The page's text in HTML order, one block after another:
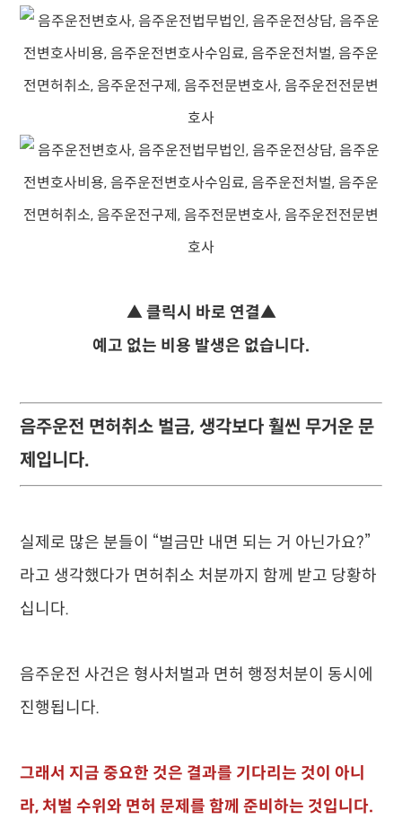
▲ 클릭시 바로 연결▲
예고 없는 비용 발생은 없습니다.
음주운전 면허취소 벌금, 생각보다 훨씬 무거운 문
제입니다.
실제로 많은 분들이 “벌금만 내면 되는 거 아닌가요?”
라고 생각했다가 면허취소 처분까지 함께 받고 당황하
십니다.
음주운전 사건은 형사처벌과 면허 행정처분이 동시에
진행됩니다.
그래서 지금 중요한 것은 결과를 기다리는 것이 아니
라, 처벌 수위와 면허 문제를 함께 준비하는 것입니다.